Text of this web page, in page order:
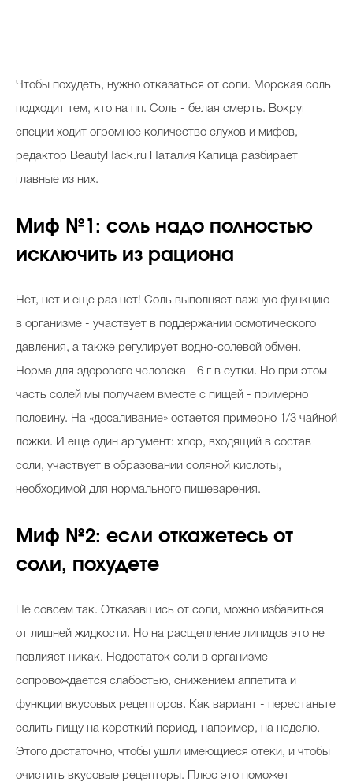
Чтобы похудеть, нужно отказаться от соли. Морская соль
подходит тем, кто на пп. Соль - белая смерть. Вокруг
специи ходит огромное количество слухов и мифов,
редактор BeautyHack.ru Наталия Капица разбирает
главные из них.
Миф №1: соль надо полностью
исключить из рациона
Нет, нет и еще раз нет! Соль выполняет важную функцию
в организме - участвует в поддержании осмотического
давления, а также регулирует водно-солевой обмен.
Норма для здорового человека - 6 г в сутки. Но при этом
часть солей мы получаем вместе с пищей - примерно
половину. На «досаливание» остается примерно 1/3 чайной
ложки. И еще один аргумент: хлор, входящий в состав
соли, участвует в образовании соляной кислоты,
необходимой для нормального пищеварения.
Миф №2: если откажетесь от
соли, похудете
Не совсем так. Отказавшись от соли, можно избавиться
от лишней жидкости. Но на расщепление липидов это не
повлияет никак. Недостаток соли в организме
сопровождается слабостью, снижением аппетита и
функции вкусовых рецепторов. Как вариант - перестаньте
солить пищу на короткий период, например, на неделю.
Этого достаточно, чтобы ушли имеющиеся отеки, и чтобы
очистить вкусовые рецепторы. Плюс это поможет